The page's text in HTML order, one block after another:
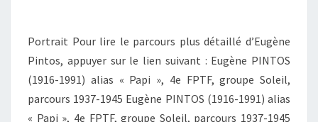
Portrait Pour lire le parcours plus détaillé d’Eugène
Pintos, appuyer sur le lien suivant : Eugène PINTOS
(1916-1991) alias « Papi », 4e FPTF, groupe Soleil,
parcours 1937-1945 Eugène PINTOS (1916-1991) alias
« Papi », 4e FPTF, groupe Soleil, parcours 1937-1945